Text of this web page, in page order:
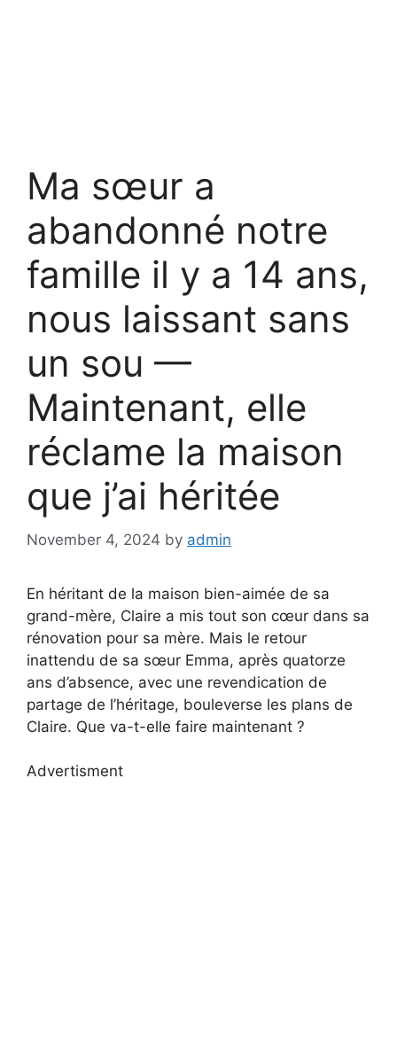
Ma sœur a
abandonné notre
famille il y a 14 ans,
nous laissant sans
un sou —
Maintenant, elle
réclame la maison
que j’ai héritée
November 4, 2024 by admin
En héritant de la maison bien-aimée de sa
grand-mère, Claire a mis tout son cœur dans sa
rénovation pour sa mère. Mais le retour
inattendu de sa sœur Emma, après quatorze
ans d’absence, avec une revendication de
partage de l’héritage, bouleverse les plans de
Claire. Que va-t-elle faire maintenant ?
Advertisment